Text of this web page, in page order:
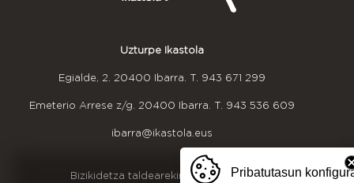
Uzturpe Ikastola
Egialde, 2. 20400 Ibarra. T. 943 671 299
Emeterio Arrese z/g. 20400 Ibarra. T. 943 536 609
ibarra@ikastola.eus
OINEKO INFORMAZIOA
Bizikidetza taldearekin harremanetan jarri
Pribatutasun